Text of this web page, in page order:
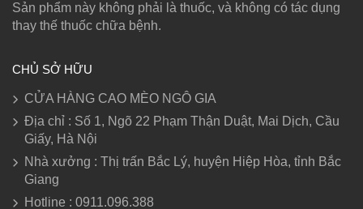
Sản phẩm này không phải là thuốc, và không có tác dụng
thay thế thuốc chữa bệnh.
CHỦ SỞ HỮU
CỬA HÀNG CAO MÈO NGÔ GIA
Địa chỉ : Số 1, Ngõ 22 Phạm Thận Duật, Mai Dịch, Cầu
Giấy, Hà Nội
Nhà xưởng : Thị trấn Bắc Lý, huyện Hiệp Hòa, tỉnh Bắc
Giang
Hotline : 0911.096.388